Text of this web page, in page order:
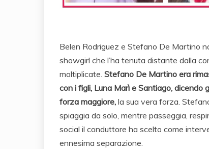
Belen Rodriguez e Stefano De Martino
showgirl che l’ha tenuta distante dalla
moltiplicate. Stefano De Martino era
con i figli, Luna Marì e Santiago, dicendo
forza maggiore, la sua vera forza.
spiaggia da solo, mentre passeggia,
social il conduttore ha scelto come
ennesima separazione.